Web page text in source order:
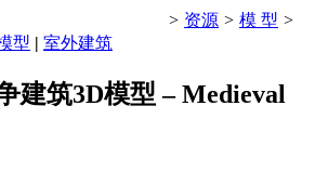
> 资源 > 模 型 >
型 | 室外建筑
建筑3D模型 – Medieval